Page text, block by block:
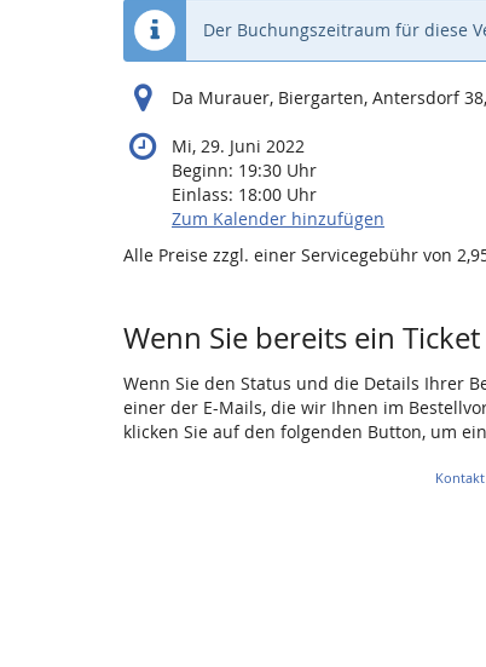
Der Buchungszeitraum für diese
Da Murauer, Biergarten, Antersdorf
Mi, 29. Juni 2022
Beginn: 19:30 Uhr
Einlass: 18:00 Uhr
Zum Kalender hinzufügen
Alle Preise zzgl. einer Servicegebühr von
Wenn Sie bereits ein
Wenn Sie den Status und die Details Ihrer
einer der E-Mails, die wir Ihnen im
klicken Sie auf den folgenden Button, um
Kontakt